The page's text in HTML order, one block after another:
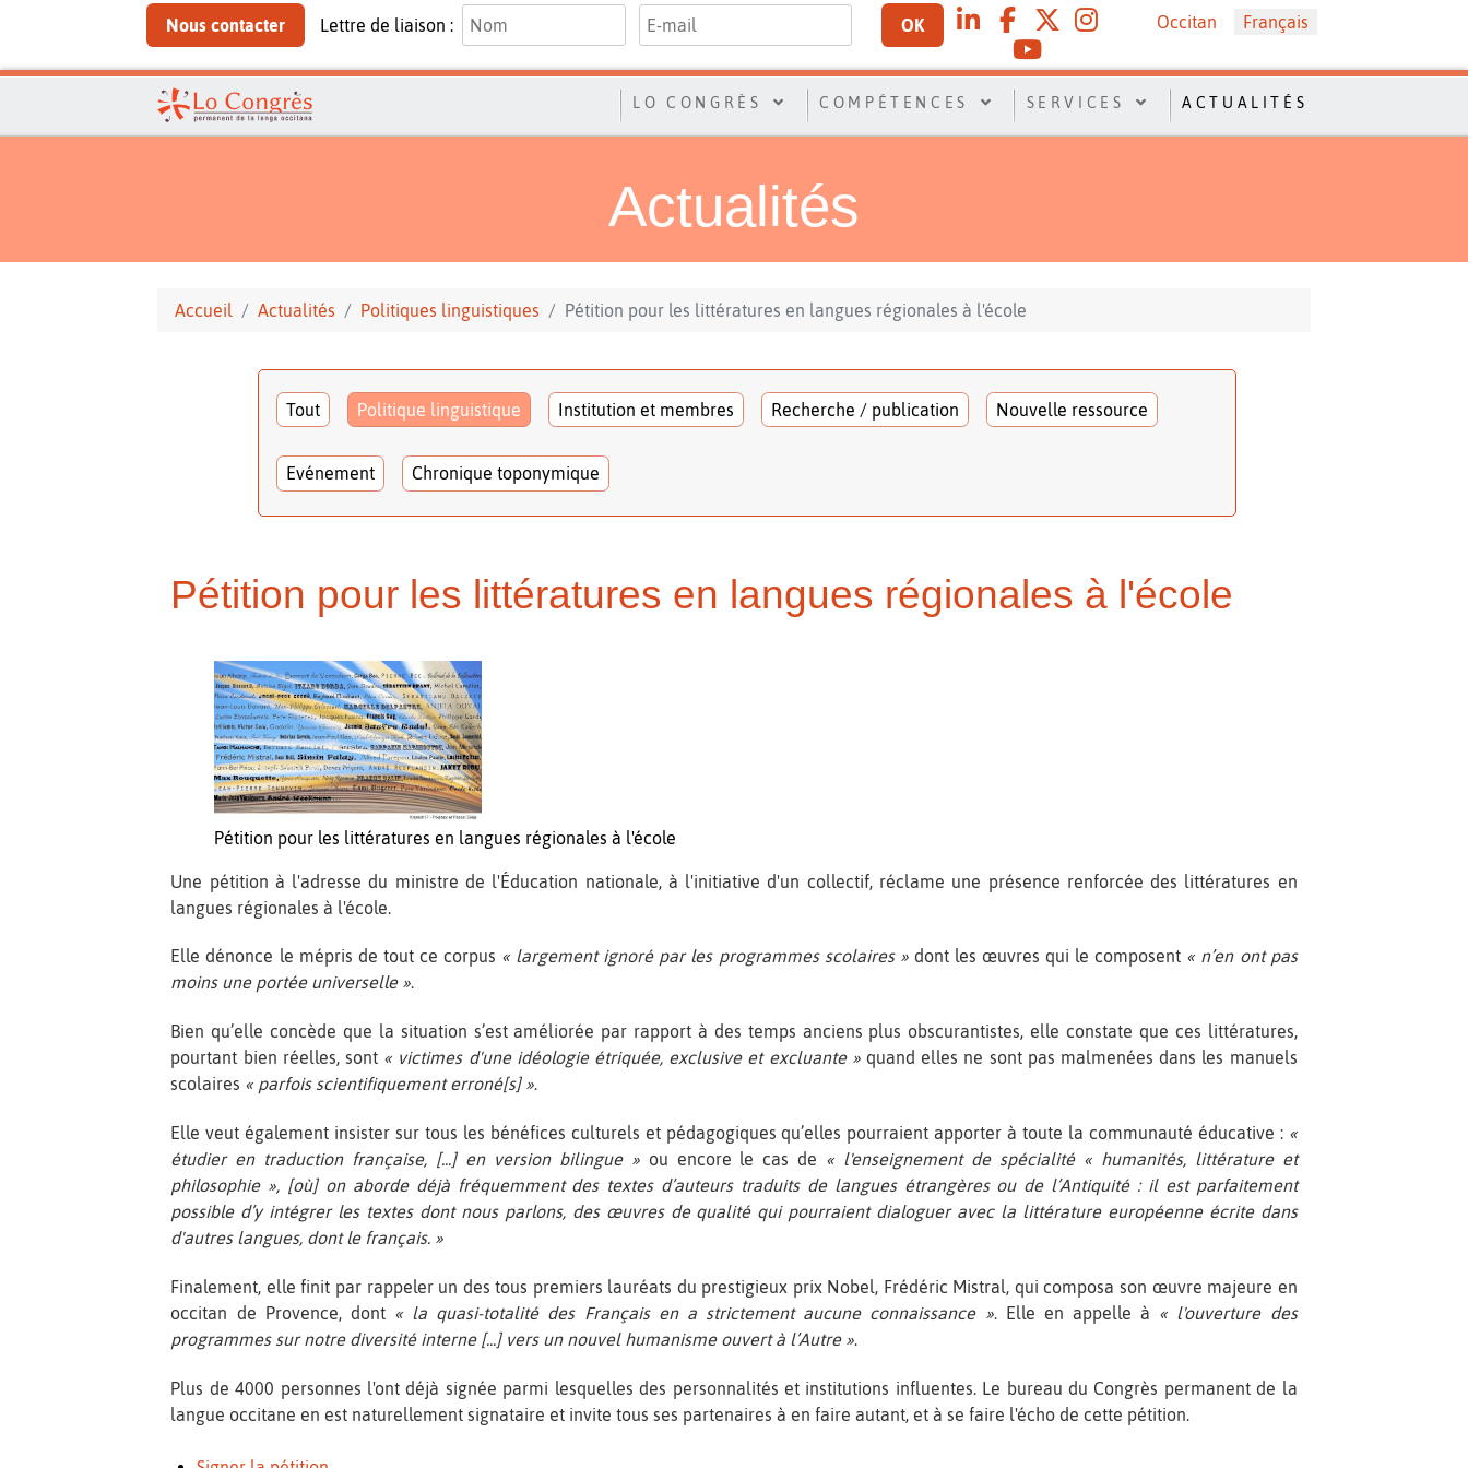
Nous contacter Lettre de liaison : OK Sélectionnez votre langue
Occitan Français
LO CONGRÈS COMPÉTENCES SERVICES ACTUALITÉS
Actualités
Accueil Actualités Politiques linguistiques Pétition pour les littératures en langues régionales à l'école
Tout Politique linguistique Institution et membres Recherche / publication Nouvelle ressource
Evénement Chronique toponymique
Pétition pour les littératures en langues régionales à l'école
Pétition pour les littératures en langues régionales à l'école
Une pétition à l'adresse du ministre de l'Éducation nationale, à l'initiative d'un collectif, réclame une présence renforcée des littératures en
langues régionales à l'école.
Elle dénonce le mépris de tout ce corpus « largement ignoré par les programmes scolaires »dont les œuvres qui le composent « n’en ont pas
moins une portée universelle ».
Bien qu’elle concède que la situation s’est améliorée par rapport à des temps anciens plus obscurantistes, elle constate que ces littératures,
pourtant bien réelles, sont « victimes d'une idéologie étriquée, exclusive et excluante »quand elles ne sont pas malmenées dans les manuels
scolaires « parfois scientifiquement erroné[s] ».
Elle veut également insister sur tous les bénéfices culturels et pédagogiques qu’elles pourraient apporter à toute la communauté éducative : «
étudier en traduction française, [...] en version bilingue »ou encore le cas de « l'enseignement de spécialité « humanités, littérature et
philosophie », [où] on aborde déjà fréquemment des textes d’auteurs traduits de langues étrangères ou de l’Antiquité : il est parfaitement
possible d’y intégrer les textes dont nous parlons, des œuvres de qualité qui pourraient dialoguer avec la littérature européenne écrite dans
d'autres langues, dont le français. »
Finalement, elle finit par rappeler un des tous premiers lauréats du prestigieux prix Nobel, Frédéric Mistral, qui composa son œuvre majeure en
occitan de Provence, dont « la quasi-totalité des Français en a strictement aucune connaissance ». Elle en appelle à « l'ouverture des
programmes sur notre diversité interne [...] vers un nouvel humanisme ouvert à l’Autre ».
Plus de 4000 personnes l'ont déjà signée parmi lesquelles des personnalités et institutions influentes. Le bureau du Congrès permanent de la
langue occitane en est naturellement signataire et invite tous ses partenaires à en faire autant, et à se faire l'écho de cette pétition.